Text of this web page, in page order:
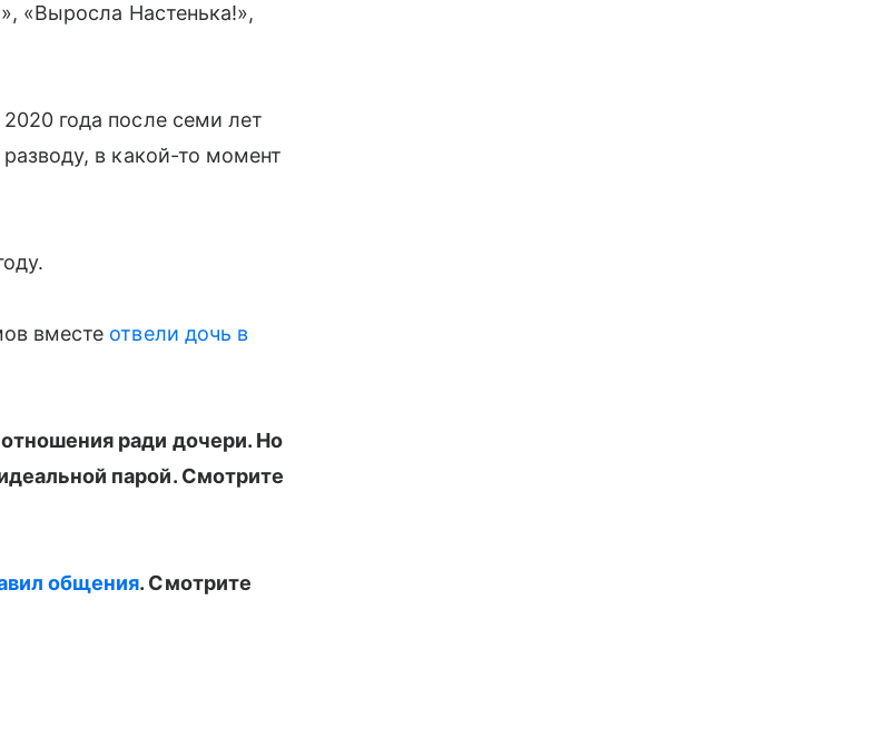
«Выросла Настенька!»,
года после семи лет
в какой-то момент
вместе отвели дочь в
ради дочери. Но
парой. Смотрите
общения. Смотрите